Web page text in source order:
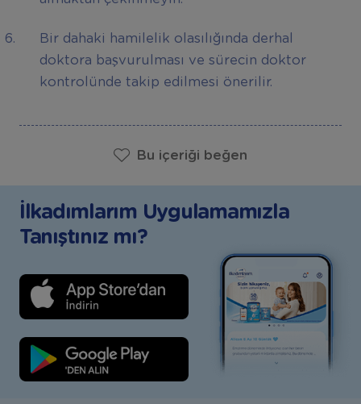
Bir dahaki hamilelik olasılığında derhal
doktora başvurulması ve sürecin doktor
kontrolünde takip edilmesi önerilir.
Bu içeriği beğen
İlkadımlarım Uygulamamızla
Tanıştınız mı?